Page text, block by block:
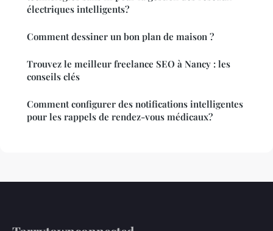
électriques intelligents?
Comment dessiner un bon plan de maison ?
Trouvez le meilleur freelance SEO à Nancy : les
conseils clés
Comment configurer des notifications intelligentes
pour les rappels de rendez-vous médicaux?